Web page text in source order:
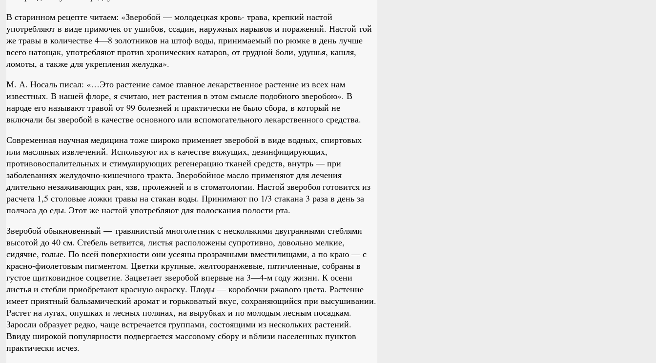
В старинном рецепте читаем: «Зверобой — молодецкая кровь- трава, крепкий настой
употребляют в виде примочек от ушибов, ссадин, наружных нарывов и поражений. Настой той
же травы в количестве 4—8 золотников на штоф воды, принимаемый по рюмке в день лучше
всего натощак, употребляют против хронических катаров, от грудной боли, удушья, кашля,
ломоты, а также для укрепления желудка».
М. А. Носаль писал: «…Это растение самое главное лекарственное растение из всех нам
известных. В нашей флоре, я считаю, нет растения в этом смысле подобного зверобою». В
народе его называют травой от 99 болезней и практически не было сбора, в который не
включали бы зверобой в качестве основного или вспомогательного лекарственного средства.
Современная научная медицина тоже широко применяет зверобой в виде водных, спиртовых
или масляных извлечений. Используют их в качестве вяжущих, дезинфицирующих,
противовоспалительных и стимулирующих регенерацию тканей средств, внутрь — при
заболеваниях желудочно-кишечного тракта. Зверобойное масло применяют для лечения
длительно незаживающих ран, язв, пролежней и в стоматологии. Настой зверобоя готовится из
расчета 1,5 столовые ложки травы на стакан воды. Принимают по 1/3 стакана 3 раза в день за
полчаса до еды. Этот же настой употребляют для полоскания полости рта.
Зверобой обыкновенный — травянистый многолетник с несколькими двугранными стеблями
высотой до 40 см. Стебель ветвится, листья расположены супротивно, довольно мелкие,
сидячие, голые. По всей поверхности они усеяны прозрачными вместилищами, а по краю — с
красно-фиолетовым пигментом. Цветки крупные, желтооранжевые, пятичленные, собраны в
густое щитковидное соцветие. Зацветает зверобой впервые на 3—4-м году жизни. К осени
листья и стебли приобретают красную окраску. Плоды — коробочки ржавого цвета. Растение
имеет приятный бальзамический аромат и горьковатый вкус, сохраняющийся при высушивании.
Растет на лугах, опушках и лесных полянах, на вырубках и по молодым лесным посадкам.
Заросли образует редко, чаще встречается группами, состоящими из нескольких растений.
Ввиду широкой популярности подвергается массовому сбору и вблизи населенных пунктов
практически исчез.